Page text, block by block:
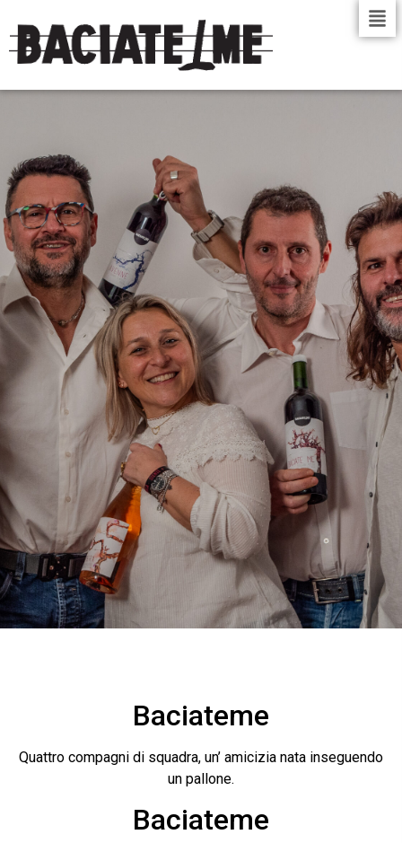
Baciateme
Quattro compagni di squadra, un’ amicizia nata inseguendo
un pallone.
Baciateme